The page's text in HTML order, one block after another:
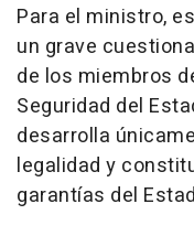
Para el ministro,
un grave
de los miembros
Seguridad del
desarrolla
legalidad y
garantías del